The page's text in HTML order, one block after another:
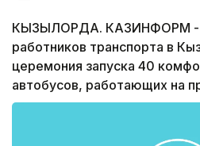
КЫЗЫЛОРДА. КАЗИНФОРМ -
работников транспорта в
церемония запуска 40
автобусов, работающих на